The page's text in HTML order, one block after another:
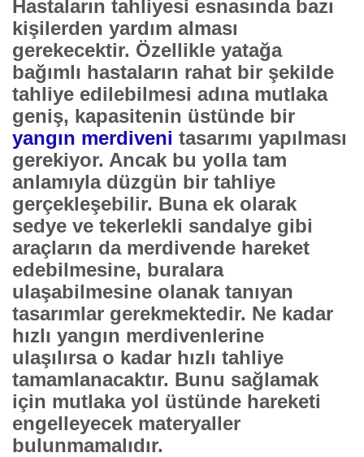
Hastaların tahliyesi esnasında bazı
kişilerden yardım alması
gerekecektir. Özellikle yatağa
bağımlı hastaların rahat bir şekilde
tahliye edilebilmesi adına mutlaka
geniş, kapasitenin üstünde bir
yangın merdiveni tasarımı yapılması
gerekiyor. Ancak bu yolla tam
anlamıyla düzgün bir tahliye
gerçekleşebilir. Buna ek olarak
sedye ve tekerlekli sandalye gibi
araçların da merdivende hareket
edebilmesine, buralara
ulaşabilmesine olanak tanıyan
tasarımlar gerekmektedir. Ne kadar
hızlı yangın merdivenlerine
ulaşılırsa o kadar hızlı tahliye
tamamlanacaktır. Bunu sağlamak
için mutlaka yol üstünde hareketi
engelleyecek materyaller
bulunmamalıdır.